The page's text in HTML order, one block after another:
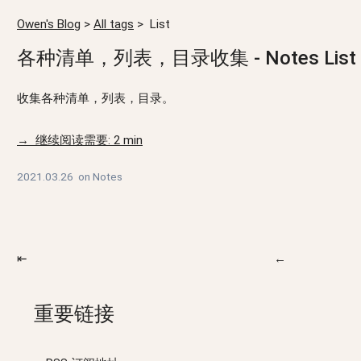
Owen's Blog > All tags > List
各种清单，列表，目录收集 - Notes List
收集各种清单，列表，目录。
→ 继续阅读需要: 2 min
2021.03.26 on Notes
⇤ ←
重要链接